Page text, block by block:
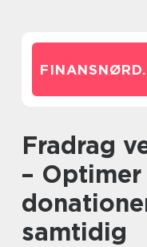
FINANSNØRD.
Fradrag ved velgørenhed
–
samtidig